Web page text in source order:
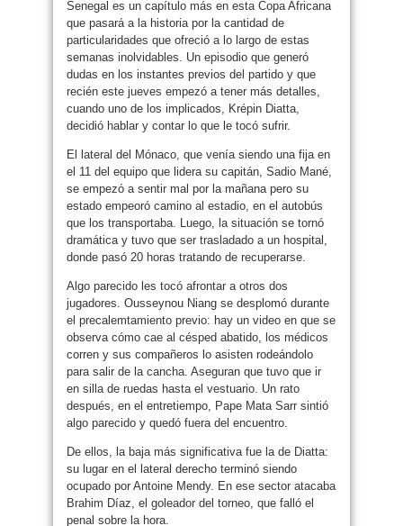
Senegal es un capítulo más en esta Copa Africana
que pasará a la historia por la cantidad de
particularidades que ofreció a lo largo de estas
semanas inolvidables. Un episodio que generó
dudas en los instantes previos del partido y que
recién este jueves empezó a tener más detalles,
cuando uno de los implicados, Krépin Diatta,
decidió hablar y contar lo que le tocó sufrir.
El lateral del Mónaco, que venía siendo una fija en
el 11 del equipo que lidera su capitán, Sadio Mané,
se empezó a sentir mal por la mañana pero su
estado empeoró camino al estadio, en el autobús
que los transportaba. Luego, la situación se tornó
dramática y tuvo que ser trasladado a un hospital,
donde pasó 20 horas tratando de recuperarse.
Algo parecido les tocó afrontar a otros dos
jugadores. Ousseynou Niang se desplomó durante
el precalemtamiento previo: hay un video en que se
observa cómo cae al césped abatido, los médicos
corren y sus compañeros lo asisten rodeándolo
para salir de la cancha. Aseguran que tuvo que ir
en silla de ruedas hasta el vestuario. Un rato
después, en el entretiempo, Pape Mata Sarr sintió
algo parecido y quedó fuera del encuentro.
De ellos, la baja más significativa fue la de Diatta:
su lugar en el lateral derecho terminó siendo
ocupado por Antoine Mendy. En ese sector atacaba
Brahim Díaz, el goleador del torneo, que falló el
penal sobre la hora.